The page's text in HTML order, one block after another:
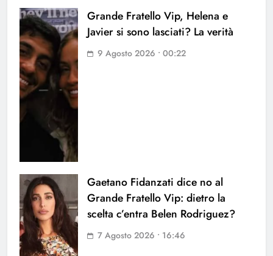
Grande Fratello Vip, Helena e
Javier si sono lasciati? La verità
9 Agosto 2026 • 00:22
Gaetano Fidanzati dice no al
Grande Fratello Vip: dietro la
scelta c’entra Belen Rodriguez?
7 Agosto 2026 • 16:46